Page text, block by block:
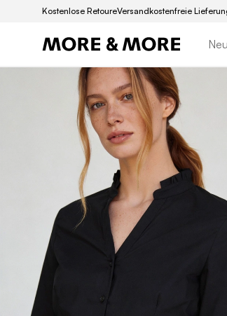
Kostenlose RetoureVersandkostenfreie
Neu